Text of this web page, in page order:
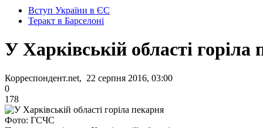
Вступ України в ЄС
Теракт в Барселоні
У Харківській області горіла
Корреспондент.net, 22 серпня 2016, 03:00
0
178
Фото: ГСЧС